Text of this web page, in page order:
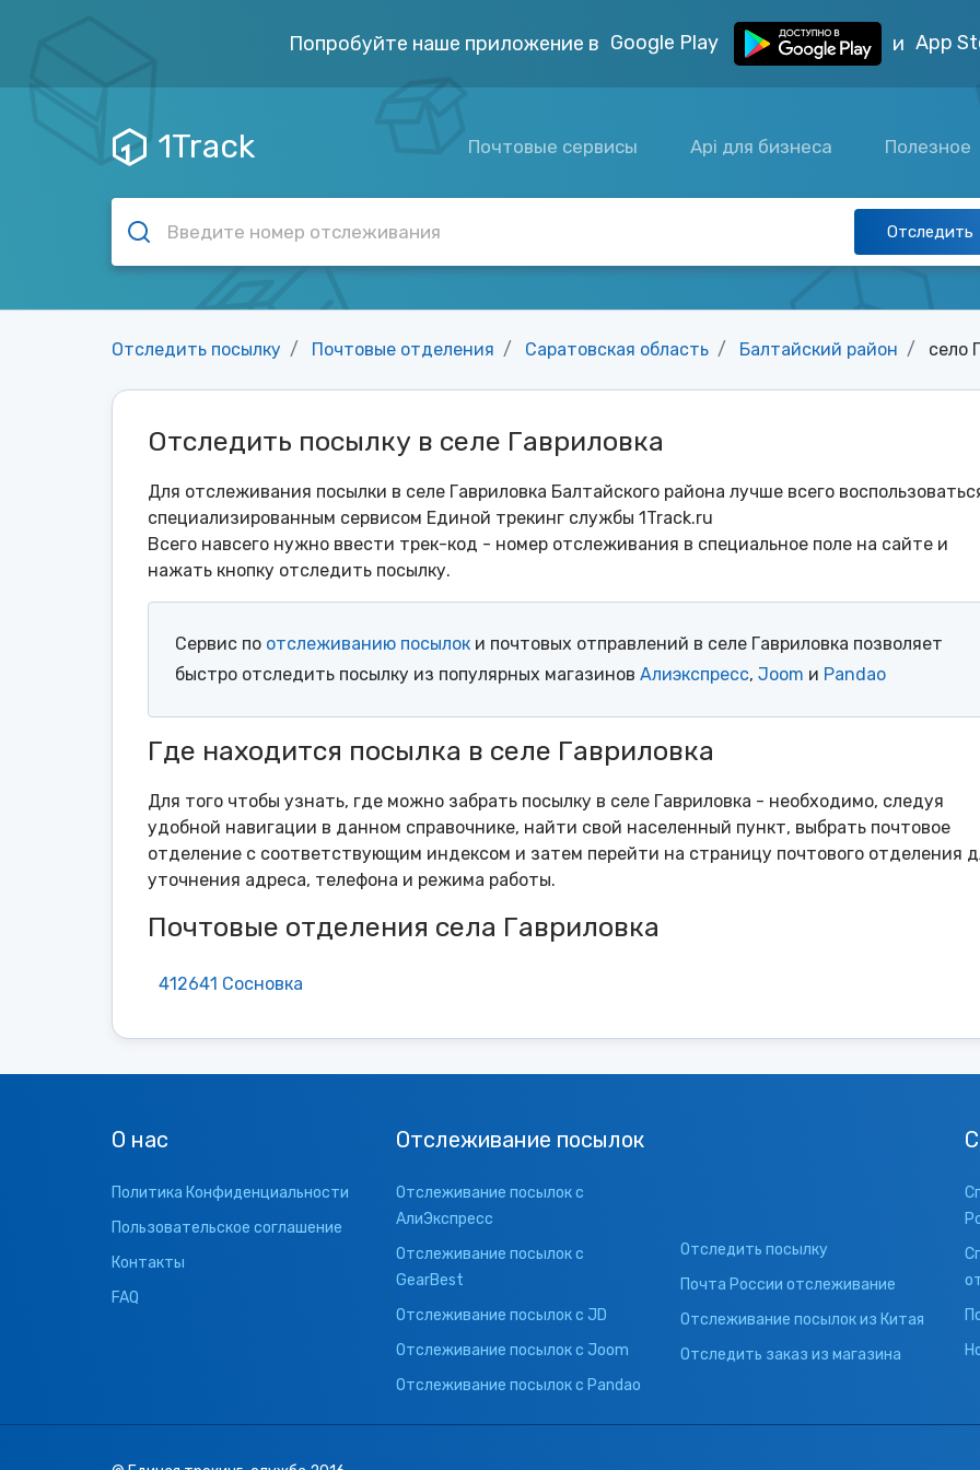
Попробуйте наше приложение в Google Play и App
1Track Почтовые сервисы Api для бизнеса Полезное
Отследить
Отследить посылку Почтовые отделения Саратовская область Балтайский район село
Отследить посылку в селе Гавриловка
Для отслеживания посылки в селе Гавриловка Балтайского района лучше всего
специализированным сервисом Единой трекинг службы 1Track.ru
Всего навсего нужно ввести трек-код - номер отслеживания в специальное поле на сайте и
нажать кнопку отследить посылку.
Сервис по отслеживанию посылок и почтовых отправлений в селе Гавриловка позволяет
быстро отследить посылку из популярных магазинов Алиэкспресс, Joom и Pandao
Где находится посылка в селе Гавриловка
Для того чтобы узнать, где можно забрать посылку в селе Гавриловка - необходимо, следуя
удобной навигации в данном справочнике, найти свой населенный пункт, выбрать почтовое
отделение с соответствующим индексом и затем перейти на страницу почтового отделения
уточнения адреса, телефона и режима работы.
Почтовые отделения села Гавриловка
412641 Сосновка
О нас
Политика Конфиденциальности
Пользовательское соглашение
Контакты
FAQ
Отслеживание посылок
Отслеживание посылок с
АлиЭкспресс
Отслеживание посылок с
GearBest
Отслеживание посылок с JD
Отслеживание посылок с Joom
Отслеживание посылок с Pandao
Отследить посылку
Почта России отслеживание
Отслеживание посылок из Китая
Отследить заказ из магазина